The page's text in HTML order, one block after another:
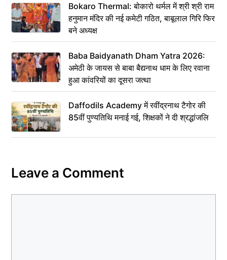
Bokaro Thermal: बोकारो थर्मल में श्री श्री राम
हनुमान मंदिर की नई कमेटी गठित, बाबूलाल गिरि फिर
बने अध्यक्ष
Baba Baidyanath Dham Yatra 2026:
अमेठी के जायस से बाबा बैद्यनाथ धाम के लिए रवाना
हुआ कांवरियों का दूसरा जत्था
Daffodils Academy में रवींद्रनाथ टैगोर की
85वीं पुण्यतिथि मनाई गई, शिक्षकों ने दी श्रद्धांजलि
Leave a Comment